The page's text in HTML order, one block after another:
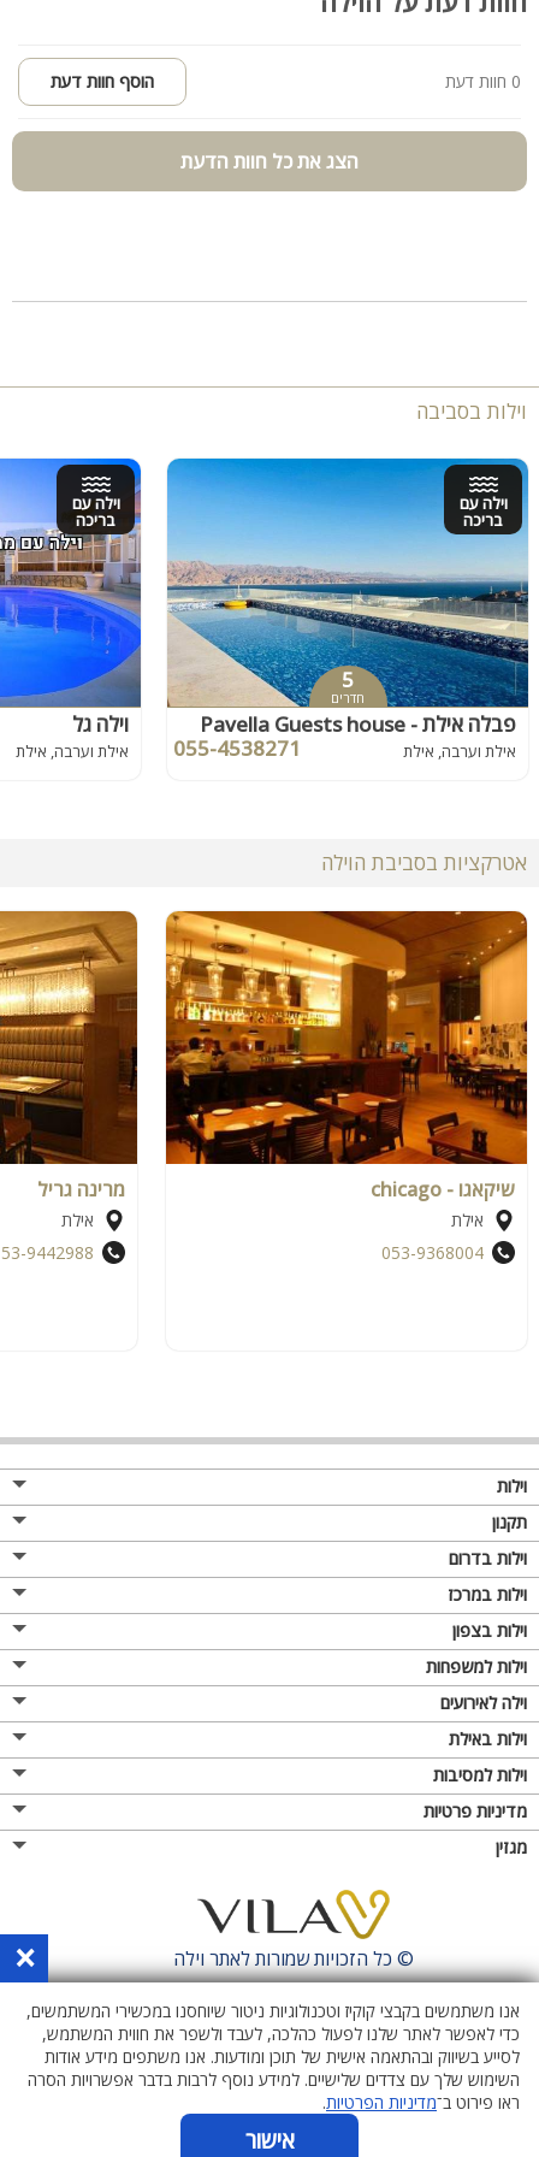
0 חוות דעת הוסף חוות דעת
הצג את כל חוות הדעת
וילות בסביבה
וילה עם
בריכה
5
חדרים
פבלה אילת - Pavella Guests house
אילת וערבה, אילת 055-4538271
וילה עם
בריכה
וילה גל
אילת וערבה, אילת
אטרקציות בסביבת הוילה
שיקאגו - chicago
אילת
053-9368004
מרינה גריל
אילת
9442988
וילות
תקנון
וילות בדרום
וילות במרכז
וילות בצפון
וילות למשפחות
וילה לאירועים
וילות באילת
וילות למסיבות
מדיניות פרטיות
מגזין
© כל הזכויות שמורות לאתרוילה ×
אנו משתמשים בקבצי קוקיז וטכנולוגיות ניטור שיוחסנו במכשירי המשתמשים,
כדי לאפשר לאתר שלנו לפעול כהלכה, לעבד ולשפר את חווית המשתמש,
לסייע בשיווק ובהתאמה אישית של תוכן ומודעות. אנו משתפים מידע אודות
השימוש שלך עם צדדים שלישיים. למידע נוסף לרבות בדבר אפשרויות הסרה
ראו פירוט ב־מדיניות הפרטיות.
אישור